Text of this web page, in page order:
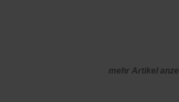
mehr Artikel